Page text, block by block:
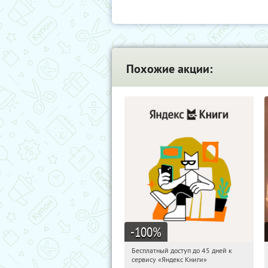
Похожие акции:
-100%
14:16:17
Получи первым!
Бесплатный доступ до 45 дней к
сервису «Яндекс Книги»